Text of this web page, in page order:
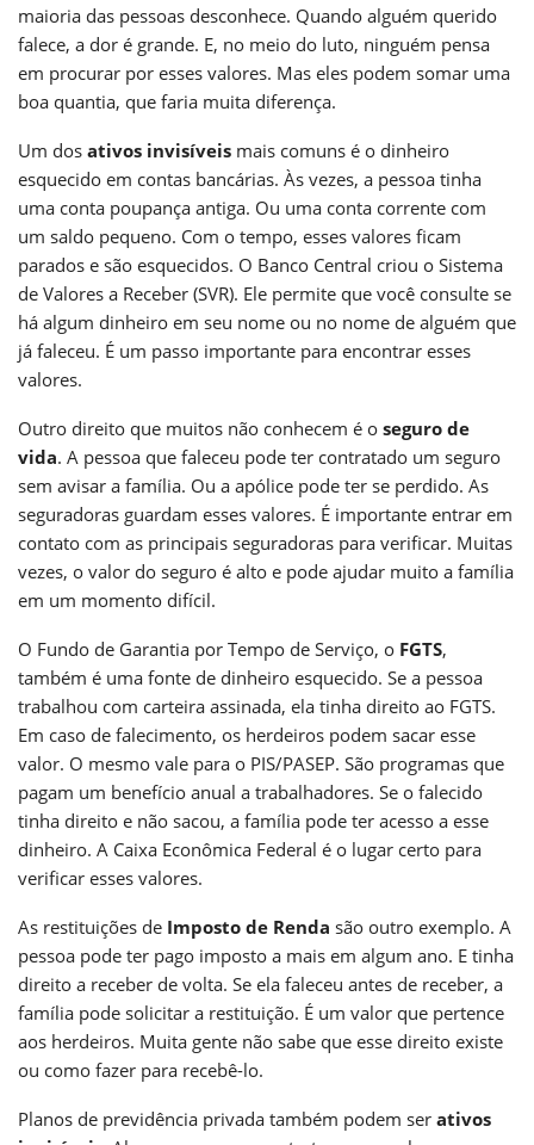
maioria das pessoas desconhece. Quando alguém querido
falece, a dor é grande. E, no meio do luto, ninguém pensa
em procurar por esses valores. Mas eles podem somar uma
boa quantia, que faria muita diferença.
Um dos ativos invisíveis mais comuns é o dinheiro
esquecido em contas bancárias. Às vezes, a pessoa tinha
uma conta poupança antiga. Ou uma conta corrente com
um saldo pequeno. Com o tempo, esses valores ficam
parados e são esquecidos. O Banco Central criou o Sistema
de Valores a Receber (SVR). Ele permite que você consulte se
há algum dinheiro em seu nome ou no nome de alguém que
já faleceu. É um passo importante para encontrar esses
valores.
Outro direito que muitos não conhecem é o seguro de
vida. A pessoa que faleceu pode ter contratado um seguro
sem avisar a família. Ou a apólice pode ter se perdido. As
seguradoras guardam esses valores. É importante entrar em
contato com as principais seguradoras para verificar. Muitas
vezes, o valor do seguro é alto e pode ajudar muito a família
em um momento difícil.
O Fundo de Garantia por Tempo de Serviço, o FGTS,
também é uma fonte de dinheiro esquecido. Se a pessoa
trabalhou com carteira assinada, ela tinha direito ao FGTS.
Em caso de falecimento, os herdeiros podem sacar esse
valor. O mesmo vale para o PIS/PASEP. São programas que
pagam um benefício anual a trabalhadores. Se o falecido
tinha direito e não sacou, a família pode ter acesso a esse
dinheiro. A Caixa Econômica Federal é o lugar certo para
verificar esses valores.
As restituições de Imposto de Renda são outro exemplo. A
pessoa pode ter pago imposto a mais em algum ano. E tinha
direito a receber de volta. Se ela faleceu antes de receber, a
família pode solicitar a restituição. É um valor que pertence
aos herdeiros. Muita gente não sabe que esse direito existe
ou como fazer para recebê-lo.
Planos de previdência privada também podem ser ativos